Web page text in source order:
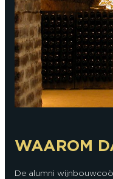
WAAROM
De alumni